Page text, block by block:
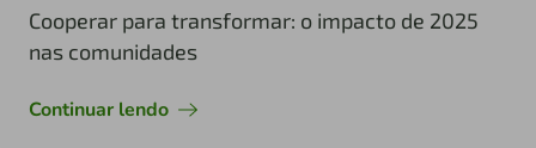
Cooperar para transformar: o impacto de 2025
nas comunidades
Continuar lendo